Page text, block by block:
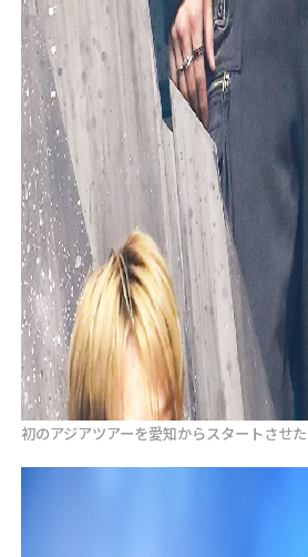
初のアジアツアーを愛知からスタートさせ